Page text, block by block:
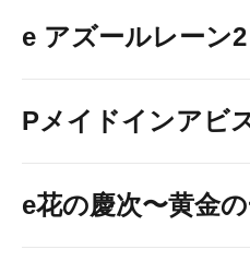
コチラをタ
e アズールレーン
Pメイドインアビ
e花の慶次〜黄金